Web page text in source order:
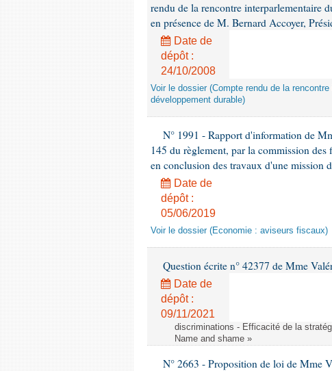
rendu de la rencontre interparlementaire
en présence de M. Bernard Accoyer,
Date de
dépôt :
24/10/2008
Voir le dossier (Compte rendu de la
développement durable)
N° 1991 - Rapport d'information de
145 du règlement, par la commission
en conclusion des travaux d'une mission
Date de
dépôt :
05/06/2019
Voir le dossier (Economie : aviseurs fiscaux)
Question écrite n° 42377 de Mme
Date de
dépôt :
09/11/2021
discriminations - Efficacité de la
Name and shame »
N° 2663 - Proposition de loi de Mme